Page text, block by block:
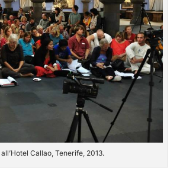
Callao, Tenerife, 2013.